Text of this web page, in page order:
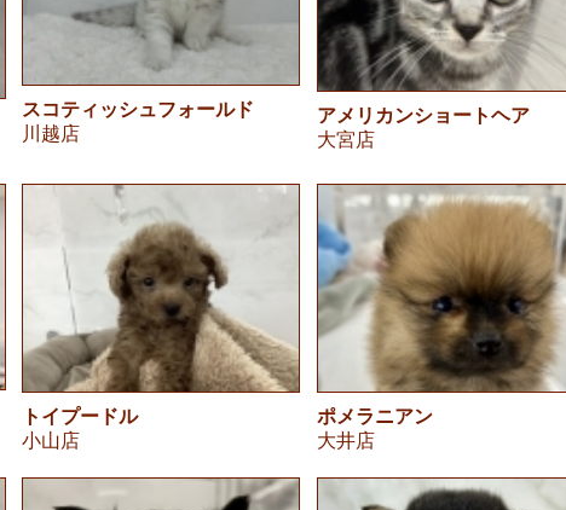
スコティッシュフォールド
川越店
アメリカンショートヘア
大宮店
トイプードル
小山店
ポメラニアン
大井店